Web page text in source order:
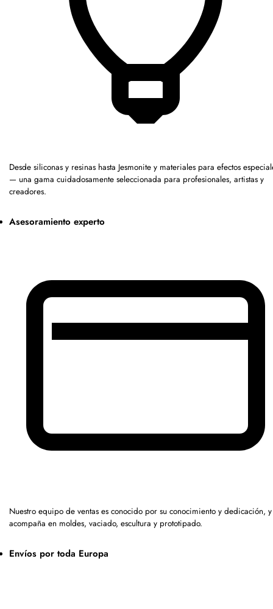
Desde siliconas y resinas hasta Jesmonite y materiales para efectos
— una gama cuidadosamente seleccionada para profesionales, artistas y
creadores.
Asesoramiento experto
Nuestro equipo de ventas es conocido por su conocimiento y dedicación,
acompaña en moldes, vaciado, escultura y prototipado.
Envíos por toda Europa